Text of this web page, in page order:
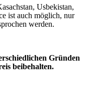
Usbekistan,
ist auch möglich, nur
werden.
Gründen
beibehalten.